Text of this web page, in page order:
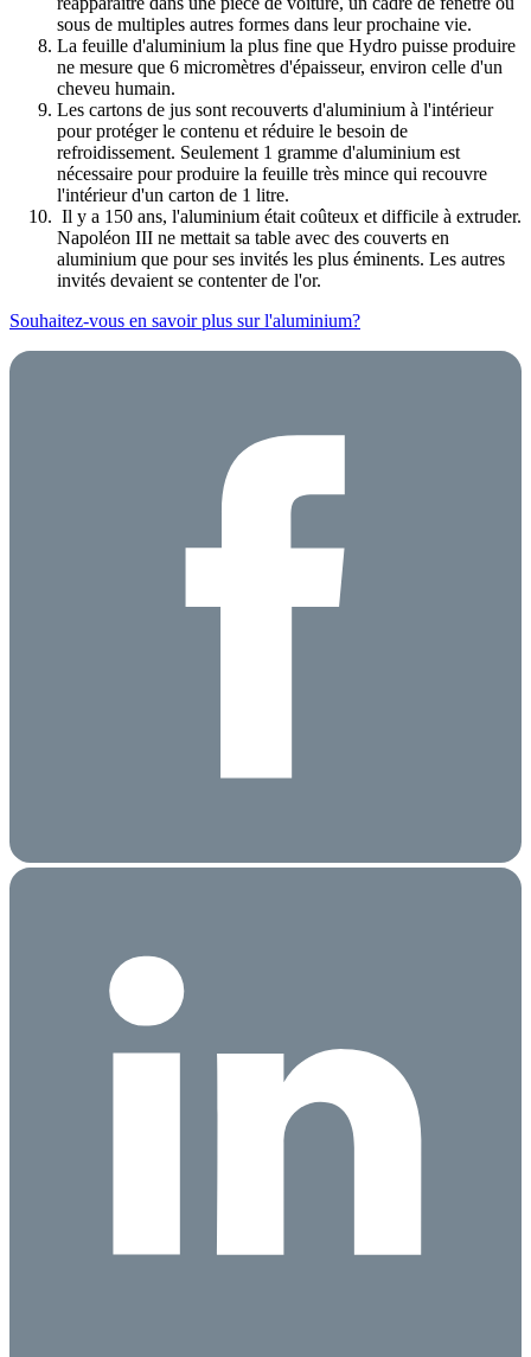
sous de multiples autres formes dans leur prochaine vie.
La feuille d'aluminium la plus fine que Hydro puisse produire
ne mesure que 6 micromètres d'épaisseur, environ celle d'un
cheveu humain.
Les cartons de jus sont recouverts d'aluminium à l'intérieur
pour protéger le contenu et réduire le besoin de
refroidissement. Seulement 1 gramme d'aluminium est
nécessaire pour produire la feuille très mince qui recouvre
l'intérieur d'un carton de 1 litre.
Il y a 150 ans, l'aluminium était coûteux et difficile à extruder.
Napoléon III ne mettait sa table avec des couverts en
aluminium que pour ses invités les plus éminents. Les autres
invités devaient se contenter de l'or.
Souhaitez-vous en savoir plus sur l'aluminium?